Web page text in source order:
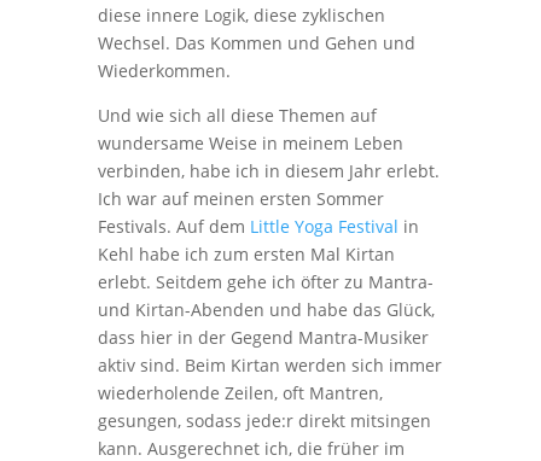
diese innere Logik, diese zyklischen
Wechsel. Das Kommen und Gehen und
Wiederkommen.
Und wie sich all diese Themen auf
wundersame Weise in meinem Leben
verbinden, habe ich in diesem Jahr erlebt.
Ich war auf meinen ersten Sommer
Festivals. Auf dem Little Yoga Festival in
Kehl habe ich zum ersten Mal Kirtan
erlebt. Seitdem gehe ich öfter zu Mantra-
und Kirtan-Abenden und habe das Glück,
dass hier in der Gegend Mantra-Musiker
aktiv sind. Beim Kirtan werden sich immer
wiederholende Zeilen, oft Mantren,
gesungen, sodass jede:r direkt mitsingen
kann. Ausgerechnet ich, die früher im